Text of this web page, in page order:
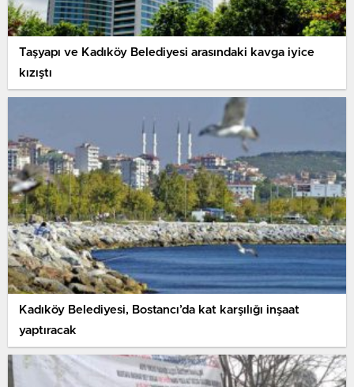
Taşyapı ve Kadıköy Belediyesi arasındaki kavga iyice
kızıştı
Kadıköy Belediyesi, Bostancı’da kat karşılığı inşaat
yaptıracak